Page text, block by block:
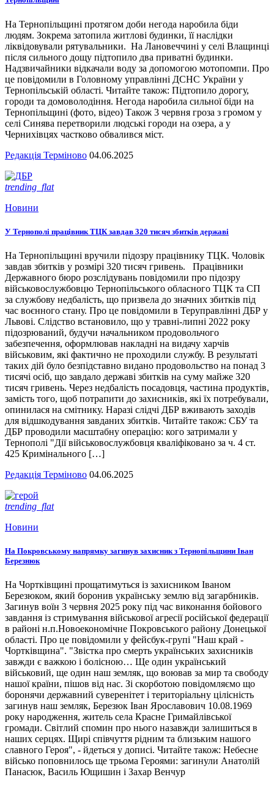
На Тернопільщині протягом доби негода наробила біди
людям. Зокрема затопила житлові будинки, її наслідки
ліквідовували рятувальники. На Лановеччині у селі Влащинці
після сильного дощу підтопило два приватні будинки.
Надзвичайники відкачали воду за допомогою мотопомпи. Про
це повідомили в Головному управлінні ДСНС України у
Тернопільській області. Читайте також: Підтопило дорогу,
городи та домоволодіння. Негода наробила сильної біди на
Тернопільщині (фото, відео) Також 3 червня гроза з громом у
селі Синява перетворили людські городи на озера, а у
Чернихівцях частково обвалився міст.
Редакція Терміново 04.06.2025
trending_flat
Новини
У Тернополі працівник ТЦК завдав 320 тисяч збитків державі
На Тернопільщині вручили підозру працівнику ТЦК. Чоловік
завдав збитків у розмірі 320 тисяч гривень. Працівники
Державного бюро розслідувань повідомили про підозру
військовослужбовцю Тернопільського обласного ТЦК та СП
за службову недбалість, що призвела до значних збитків під
час воєнного стану. Про це повідомили в Теруправлінні ДБР у
Львові. Слідство встановило, що у травні-липні 2022 року
підозрюваний, будучи начальником продовольчого
забезпечення, оформлював накладні на видачу харчів
військовим, які фактично не проходили службу. В результаті
таких дій було безпідставно видано продовольство на понад 3
тисячі осіб, що завдало державі збитків на суму майже 320
тисяч гривень. Через недбалість посадовця, частина продуктів,
замість того, щоб потрапити до захисників, які їх потребували,
опинилася на смітнику. Наразі слідчі ДБР вживають заходів
для відшкодування завданих збитків. Читайте також: СБУ та
ДБР проводили масштабну операцію: кого затримали у
Тернополі "Дії військовослужбовця кваліфіковано за ч. 4 ст.
425 Кримінального […]
Редакція Терміново 04.06.2025
trending_flat
Новини
На Покровському напрямку загинув захисник з Тернопільщини Іван
Березнюк
На Чортківщині прощатимуться із захисником Іваном
Березюком, який боронив українську землю від загарбників.
Загинув воїн 3 червня 2025 року під час виконання бойового
завдання із стримування військової агресії російської федерації
в районі н.п.Новоекономічне Покровського району Донецької
області. Про це повідомили у фейсбук-групі "Наш край -
Чортківщина". "Звістка про смерть українських захисників
завжди є важкою і болісною… Ще один український
військовий, ще один наш земляк, що воював за мир та свободу
нашої країни, пішов від нас. Зі скорботою повідомляємо що
боронячи державний суверенітет і територіальну цілісність
загинув наш земляк, Березюк Іван Ярославович 10.08.1969
року народження, житель села Красне Гримайлівської
громади. Світлий спомин про нього назавжди залишиться в
наших серцях. Щирі співчуття рідним та близьким нашого
славного Героя", - йдеться у дописі. Читайте також: Небесне
військо поповнилось ще трьома Героями: загинули Анатолій
Панасюк, Василь Ющишин і Захар Венчур